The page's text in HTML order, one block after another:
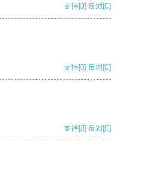
支持[0] 反对[0]
支持[0] 反对[0]
支持[0] 反对[0]